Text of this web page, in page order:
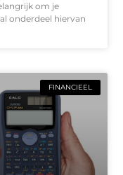
om je
onderdeel hiervan
FINANCIEEL